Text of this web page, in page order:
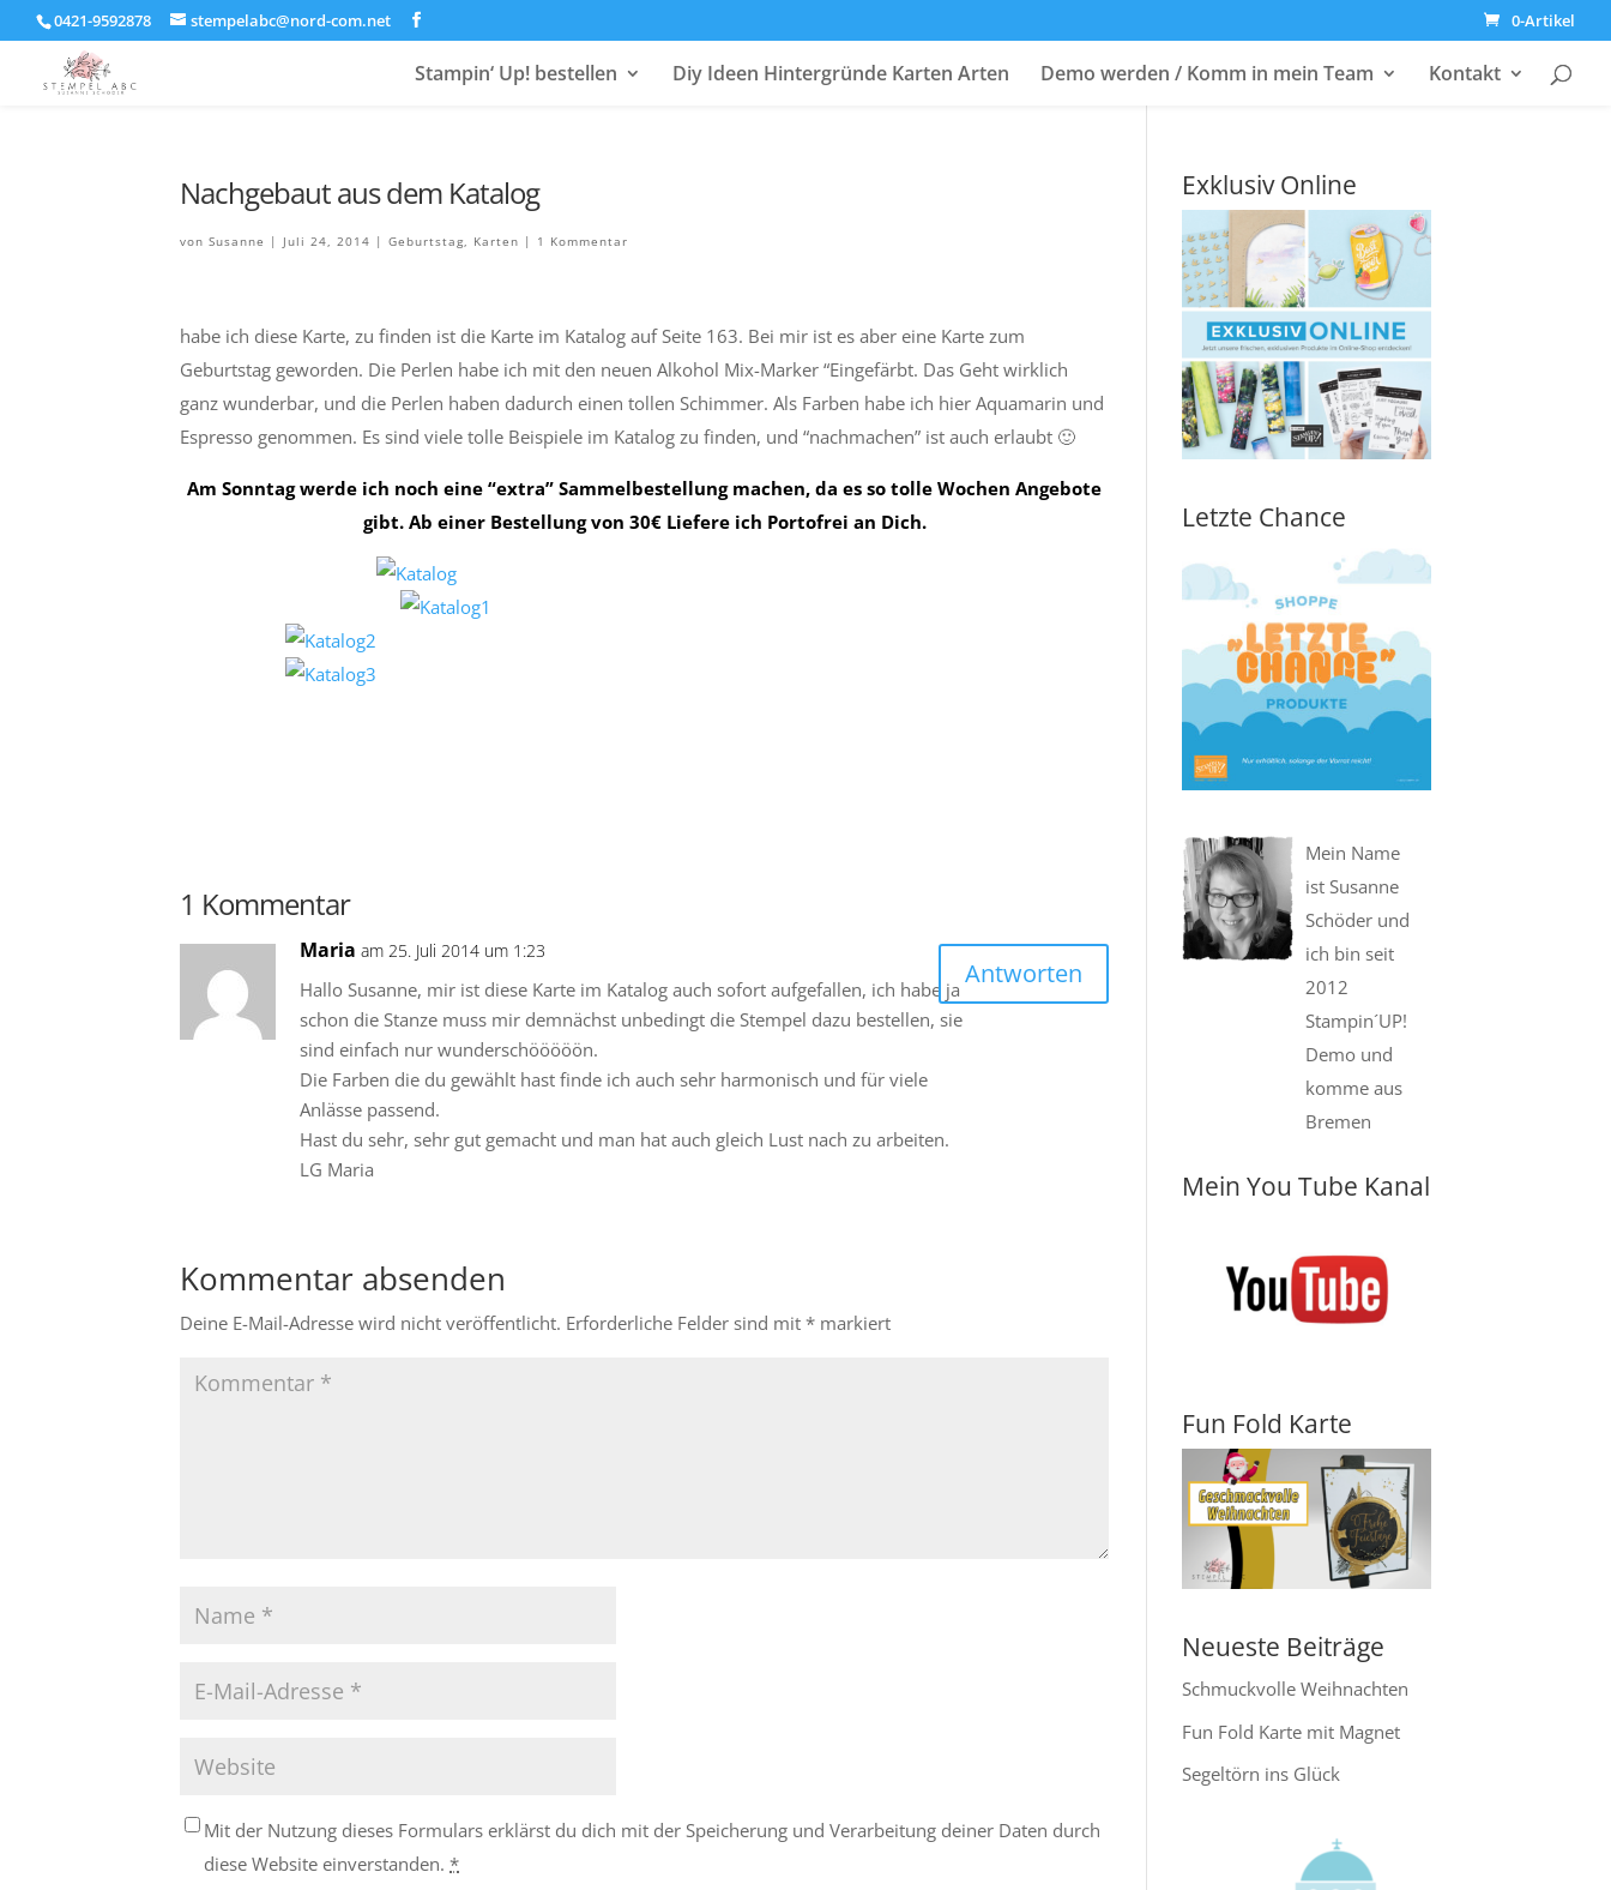
0421-9592878 stempelabc@nord-com.net 0-Artikel
Stampin‘ Up! bestellen Diy Ideen Hintergründe Karten Arten Demo werden / Komm in mein Team Kontakt
Nachgebaut aus dem Katalog
von Susanne | Juli 24, 2014 | Geburtstag, Karten | 1 Kommentar
habe ich diese Karte, zu finden ist die Karte im Katalog auf Seite 163. Bei mir ist es aber eine Karte zum
Geburtstag geworden. Die Perlen habe ich mit den neuen Alkohol Mix-Marker “Eingefärbt. Das Geht wirklich
ganz wunderbar, und die Perlen haben dadurch einen tollen Schimmer. Als Farben habe ich hier Aquamarin und
Espresso genommen. Es sind viele tolle Beispiele im Katalog zu finden, und “nachmachen” ist auch erlaubt 🙂
Am Sonntag werde ich noch eine “extra” Sammelbestellung machen, da es so tolle Wochen Angebote
gibt. Ab einer Bestellung von 30€ Liefere ich Portofrei an Dich.
1 Kommentar
Maria am 25. Juli 2014 um 1:23
Hallo Susanne, mir ist diese Karte im Katalog auch sofort aufgefallen, ich habe ja
schon die Stanze muss mir demnächst unbedingt die Stempel dazu bestellen, sie
sind einfach nur wunderschööööön.
Die Farben die du gewählt hast finde ich auch sehr harmonisch und für viele
Anlässe passend.
Hast du sehr, sehr gut gemacht und man hat auch gleich Lust nach zu arbeiten.
LG Maria
Antworten
Kommentar absenden
Deine E-Mail-Adresse wird nicht veröffentlicht. Erforderliche Felder sind mit * markiert
Mit der Nutzung dieses Formulars erklärst du dich mit der Speicherung und Verarbeitung deiner Daten durch
diese Website einverstanden. *
Exklusiv Online
Letzte Chance
Mein Name
ist Susanne
Schöder und
ich bin seit
2012
Stampin´UP!
Demo und
komme aus
Bremen
Mein You Tube Kanal
Fun Fold Karte
Neueste Beiträge
Schmuckvolle Weihnachten
Fun Fold Karte mit Magnet
Segeltörn ins Glück